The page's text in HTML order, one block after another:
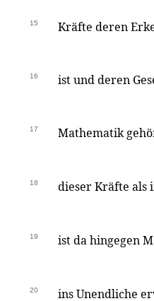
15 Kräfte deren
16 ist und deren
17 Mathematik
18 dieser Kräfte als
19 ist da hingegen
20 ins Unendliche